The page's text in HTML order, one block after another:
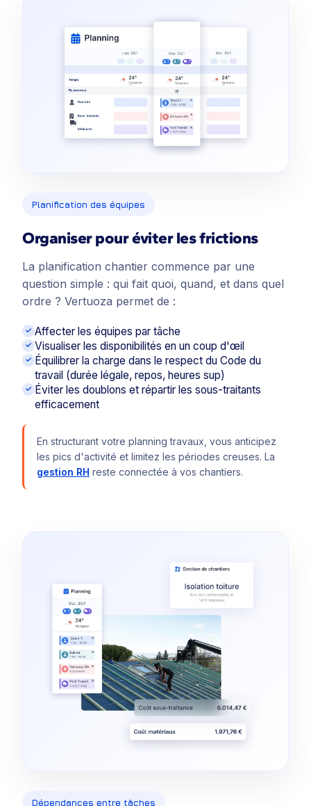
Planification des équipes
Organiser pour éviter les frictions
La planification chantier commence par une
question simple : qui fait quoi, quand, et dans quel
ordre ? Vertuoza permet de :
Affecter les équipes par tâche
Visualiser les disponibilités en un coup d'œil
Équilibrer la charge dans le respect du Code du
travail (durée légale, repos, heures sup)
Éviter les doublons et répartir les sous-traitants
efficacement
En structurant votre planning travaux, vous anticipez
les pics d'activité et limitez les périodes creuses. La
gestion RH reste connectée à vos chantiers.
Dépendances entre tâches